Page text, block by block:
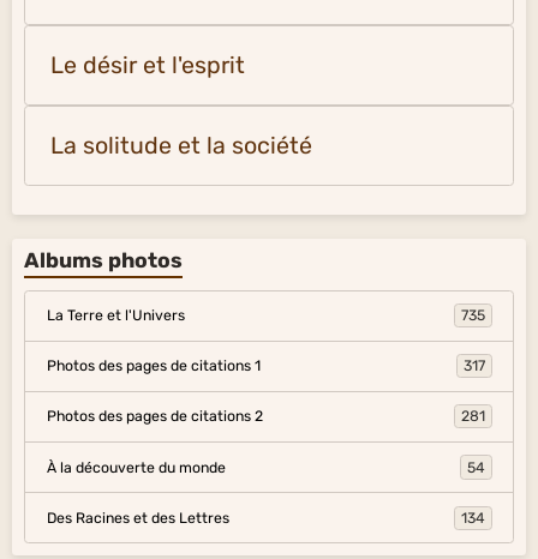
Le désir et l'esprit
La solitude et la société
Albums photos
La Terre et l'Univers 735
Photos des pages de citations 1 317
Photos des pages de citations 2 281
À la découverte du monde 54
Des Racines et des Lettres 134